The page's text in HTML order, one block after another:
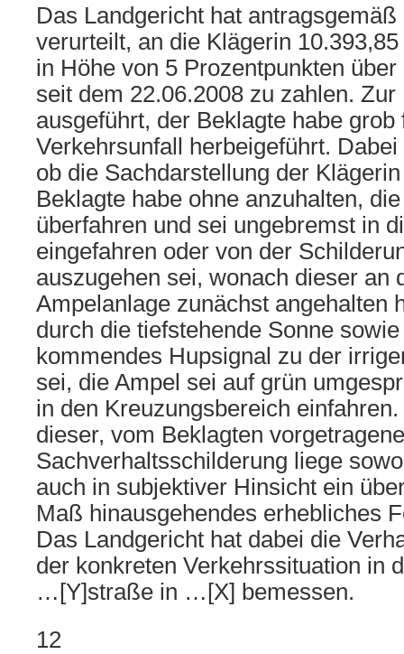
Das Landgericht hat
verurteilt, an die Klägerin
in Höhe von 5 Prozentpunkten
seit dem 22.06.2008 zu zahlen.
ausgeführt, der Beklagte habe grob
Verkehrsunfall herbeigeführt.
ob die Sachdarstellung der
Beklagte habe ohne anzuhalten,
überfahren und sei ungebremst in
eingefahren oder von der
auszugehen sei, wonach dieser an
Ampelanlage zunächst angehalten
durch die tiefstehende Sonne
kommendes Hupsignal zu der
sei, die Ampel sei auf grün
in den Kreuzungsbereich
dieser, vom Beklagten
Sachverhaltsschilderung liege
auch in subjektiver Hinsicht ein
Maß hinausgehendes erhebliches
Das Landgericht hat dabei die
der konkreten Verkehrssituation in
…[Y]straße in …[X] bemessen.
12